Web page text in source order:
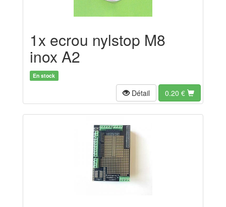
1x ecrou nylstop M8
inox A2
En stock
Détail 0.20 €